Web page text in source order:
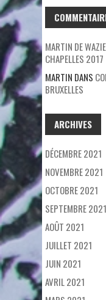
MARTIN DE
CHAPELLES 2017
MARTIN DANS
BRUXELLES
ARCHIVES
DÉCEMBRE 2021
NOVEMBRE 2021
OCTOBRE 2021
SEPTEMBRE 2021
AOÛT 2021
JUILLET 2021
JUIN 2021
AVRIL 2021